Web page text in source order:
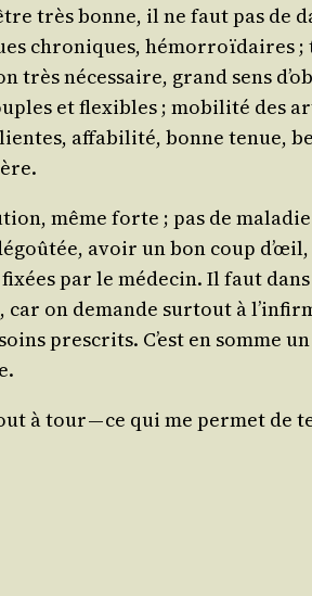
très bonne, il ne faut pas de
chro­niques, hémor­roï­daires
néces­saire, grand sens
et flexibles ; mobi­li­té
affa­bi­li­té, bonne tenue,
même forte ; pas de
avoir un bon coup
par le méde­cin. Il faut
car on demande sur­tout à
pres­crits. C’est en
à tour — ce qui me per­met de